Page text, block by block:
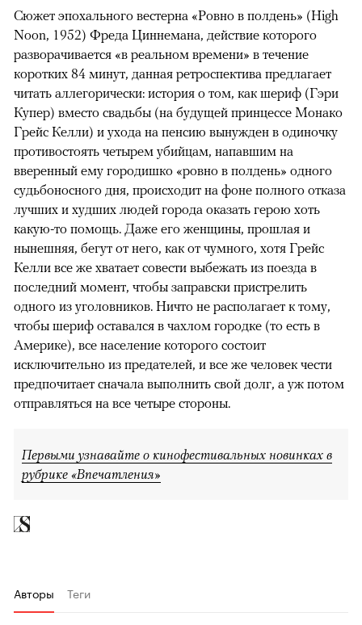
Сюжет эпохального вестерна «Ровно в полдень» (High
Noon, 1952) Фреда Циннемана, действие которого
разворачивается «в реальном времени» в течение
коротких 84 минут, данная ретроспектива предлагает
читать аллегорически: история о том, как шериф (Гэри
Купер) вместо свадьбы (на будущей принцессе Монако
Грейс Келли) и ухода на пенсию вынужден в одиночку
противостоять четырем убийцам, напавшим на
вверенный ему городишко «ровно в полдень» одного
судьбоносного дня, происходит на фоне полного отказа
лучших и худших людей города оказать герою хоть
какую-то помощь. Даже его женщины, прошлая и
нынешняя, бегут от него, как от чумного, хотя Грейс
Келли все же хватает совести выбежать из поезда в
последний момент, чтобы заправски пристрелить
одного из уголовников. Ничто не располагает к тому,
чтобы шериф оставался в чахлом городке (то есть в
Америке), все население которого состоит
исключительно из предателей, и все же человек чести
предпочитает сначала выполнить свой долг, а уж потом
отправляться на все четыре стороны.
Первыми узнавайте о кинофестивальных новинках в
рубрике «Впечатления»
Авторы Теги